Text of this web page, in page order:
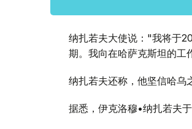
纳扎若夫大使说："我将于
期。我向在哈萨克斯坦的工
纳扎若夫还称，他坚信哈乌
据悉，伊克洛穆•纳扎若夫